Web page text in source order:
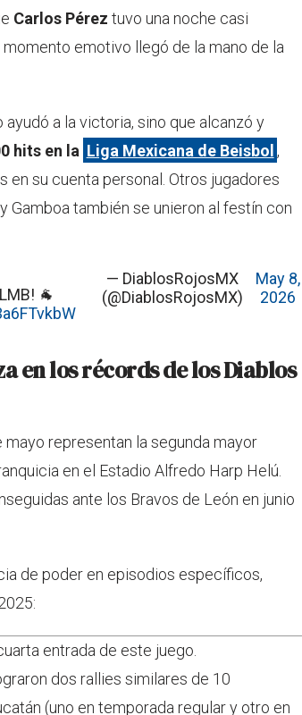
Carlos Pérez tuvo una noche casi
emotivo llegó de la mano de la
ayudó a la victoria, sino que alcanzó y
hits en la Liga Mexicana de Beisbol,
en su cuenta personal. Otros jugadores
Gamboa también se unieron al festín con
🐐
— DiablosRojosMX
(@DiablosRojosMX)
May 8,
2026
en los récords de los Diablos
representan la segunda mayor
en el Estadio Alfredo Harp Helú.
ante los Bravos de León en junio
de poder en episodios específicos,
entrada de este juego.
dos rallies similares de 10
(uno en temporada regular y otro en